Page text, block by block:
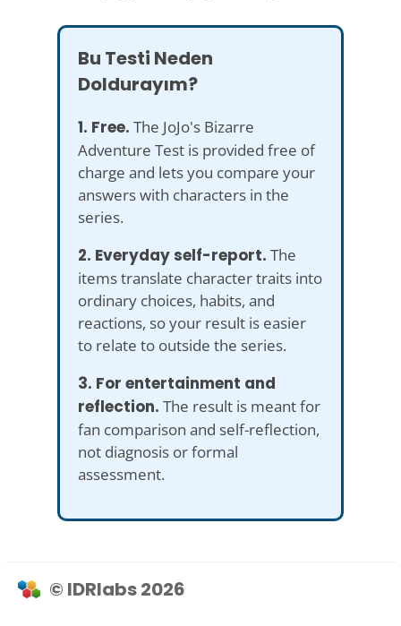
Bu Testi Neden
Doldurayım?
1. Free. The JoJo's Bizarre
Adventure Test is provided free of
charge and lets you compare your
answers with characters in the
series.
2. Everyday self-report. The
items translate character traits into
ordinary choices, habits, and
reactions, so your result is easier
to relate to outside the series.
3. For entertainment and
reflection. The result is meant for
fan comparison and self-reflection,
not diagnosis or formal
assessment.
© IDRlabs 2026